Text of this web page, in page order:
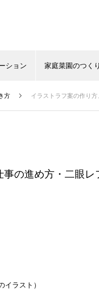
ション 家庭菜園のつく
方 イラストラフ案の作り
の進め方・二眼
イラスト）